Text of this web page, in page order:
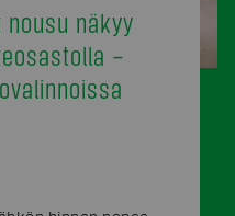
nousu näkyy
–